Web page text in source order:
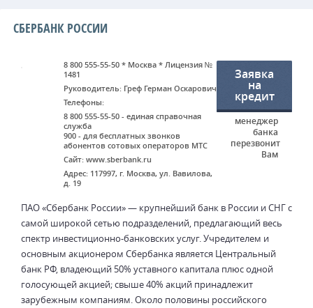
СБЕРБАНК РОССИИ
8 800 555-55-50 * Москва * Лицензия №
1481
Руководитель: Греф Герман Оскарович
Телефоны:
8 800 555-55-50 - единая справочная
служба
900 - для бесплатных звонков
абонентов сотовых операторов МТС
Сайт: www.sberbank.ru
Адрес: 117997, г. Москва, ул. Вавилова,
д. 19
Заявка
на
кредит
менеджер
банка
перезвонит
Вам
ПАО «Сбербанк России» — крупнейший банк в России и СНГ с
самой широкой сетью подразделений, предлагающий весь
спектр инвестиционно-банковских услуг. Учредителем и
основным акционером Сбербанка является Центральный
банк РФ, владеющий 50% уставного капитала плюс одной
голосующей акцией; свыше 40% акций принадлежит
зарубежным компаниям. Около половины российского